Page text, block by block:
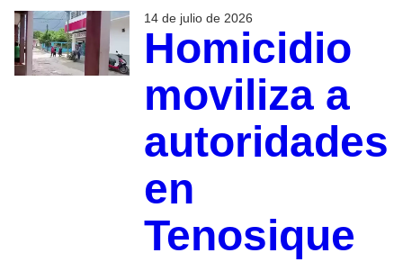
14 de julio de 2026
Homicidio
moviliza a
autoridades
en
Tenosique